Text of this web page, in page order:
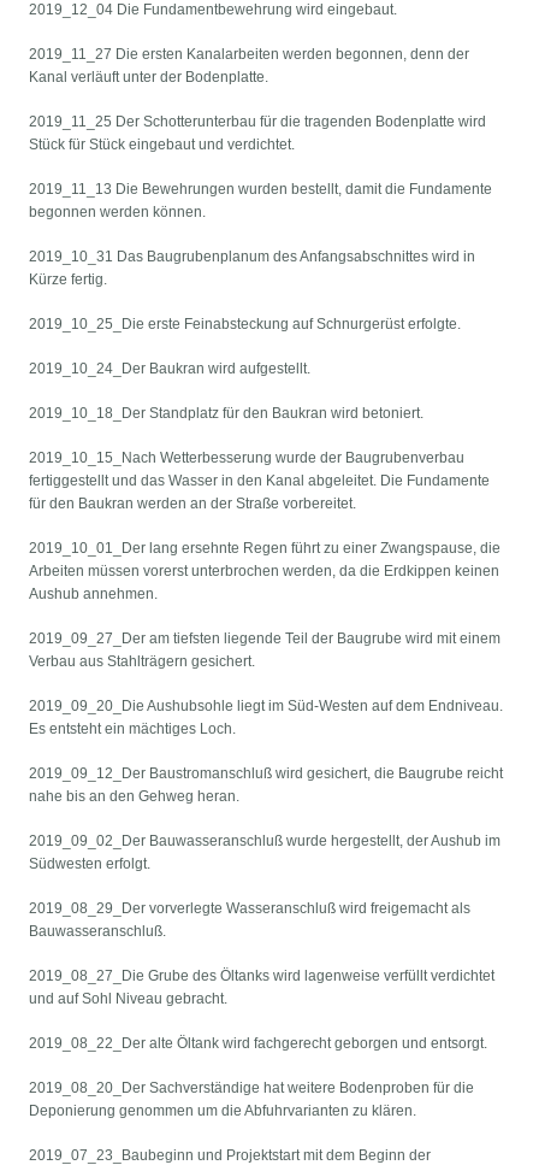
2019_12_04 Die Fundamentbewehrung wird eingebaut.
2019_11_27 Die ersten Kanalarbeiten werden begonnen, denn der
Kanal verläuft unter der Bodenplatte.
2019_11_25 Der Schotterunterbau für die tragenden Bodenplatte wird
Stück für Stück eingebaut und verdichtet.
2019_11_13 Die Bewehrungen wurden bestellt, damit die Fundamente
begonnen werden können.
2019_10_31 Das Baugrubenplanum des Anfangsabschnittes wird in
Kürze fertig.
2019_10_25_Die erste Feinabsteckung auf Schnurgerüst erfolgte.
2019_10_24_Der Baukran wird aufgestellt.
2019_10_18_Der Standplatz für den Baukran wird betoniert.
2019_10_15_Nach Wetterbesserung wurde der Baugrubenverbau
fertiggestellt und das Wasser in den Kanal abgeleitet. Die Fundamente
für den Baukran werden an der Straße vorbereitet.
2019_10_01_Der lang ersehnte Regen führt zu einer Zwangspause, die
Arbeiten müssen vorerst unterbrochen werden, da die Erdkippen keinen
Aushub annehmen.
2019_09_27_Der am tiefsten liegende Teil der Baugrube wird mit einem
Verbau aus Stahlträgern gesichert.
2019_09_20_Die Aushubsohle liegt im Süd-Westen auf dem Endniveau.
Es entsteht ein mächtiges Loch.
2019_09_12_Der Baustromanschluß wird gesichert, die Baugrube reicht
nahe bis an den Gehweg heran.
2019_09_02_Der Bauwasseranschluß wurde hergestellt, der Aushub im
Südwesten erfolgt.
2019_08_29_Der vorverlegte Wasseranschluß wird freigemacht als
Bauwasseranschluß.
2019_08_27_Die Grube des Öltanks wird lagenweise verfüllt verdichtet
und auf Sohl Niveau gebracht.
2019_08_22_Der alte Öltank wird fachgerecht geborgen und entsorgt.
2019_08_20_Der Sachverständige hat weitere Bodenproben für die
Deponierung genommen um die Abfuhrvarianten zu klären.
2019_07_23_Baubeginn und Projektstart mit dem Beginn der